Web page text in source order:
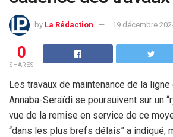
by La Rédaction 19 décembre
0
SHARES
Les travaux de maintenance de la
Annaba-Seraïdi se poursuivent sur un
vue de la remise en service de ce
“dans les plus brefs délais” a indiqué,